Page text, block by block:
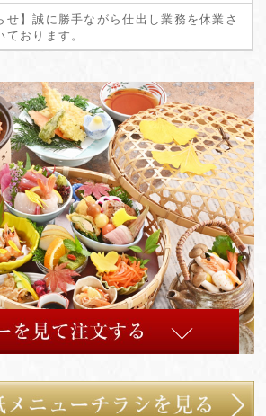
せ】誠に勝手ながら仕出し業務を休業さ
ております。